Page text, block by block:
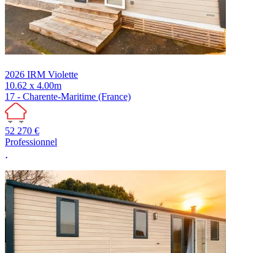
2026 IRM Violette
10.62 x 4.00m
17 - Charente-Maritime (France)
52 270 €
Professionnel